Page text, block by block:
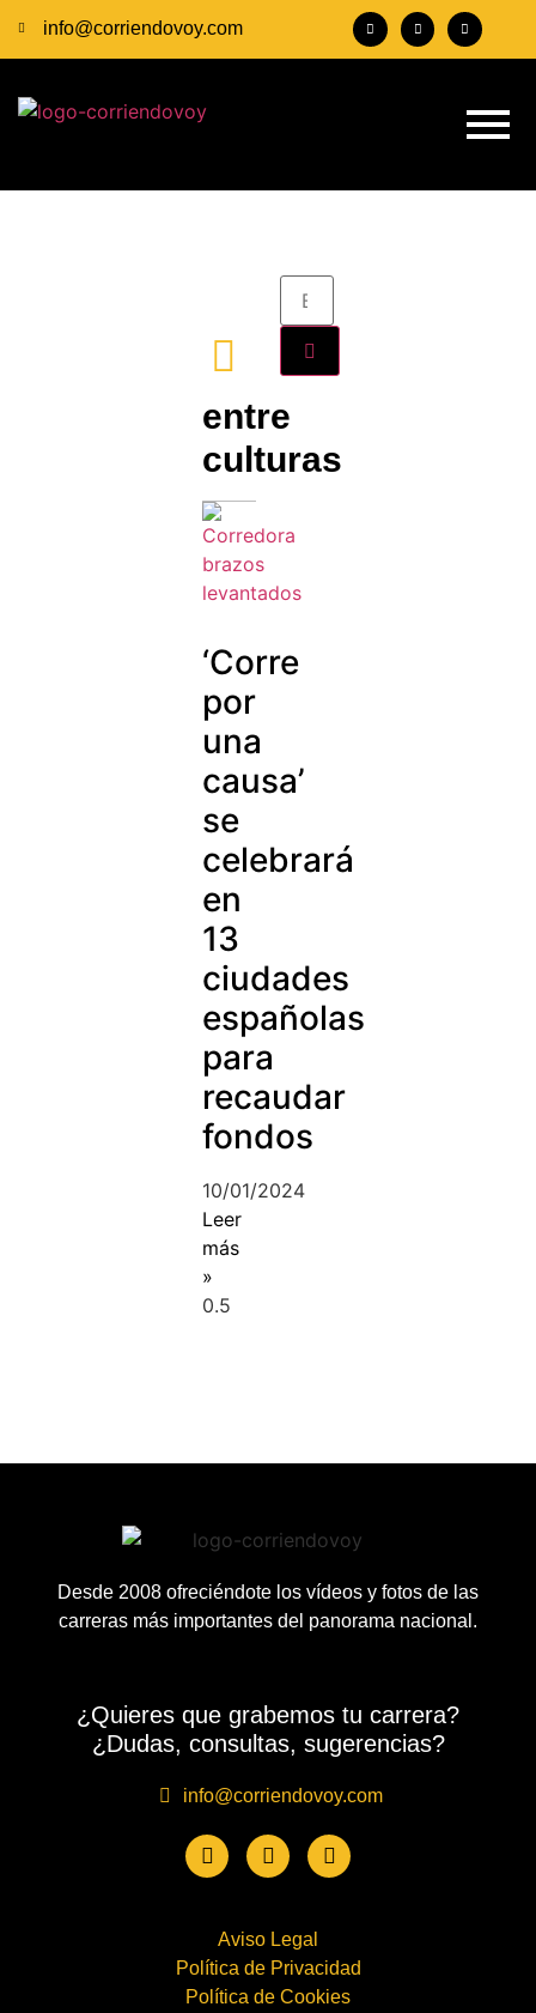
info@corriendovoy.com
entre
culturas
‘Corre
por
una
causa’
se
celebrará
en
13
ciudades
españolas
para
recaudar
fondos
10/01/2024
Leer
más
»
Desde 2008 ofreciéndote los vídeos y fotos de las
carreras más importantes del panorama nacional.
¿Quieres que grabemos tu carrera?
¿Dudas, consultas, sugerencias?
info@corriendovoy.com
Aviso Legal
Política de Privacidad
Política de Cookies